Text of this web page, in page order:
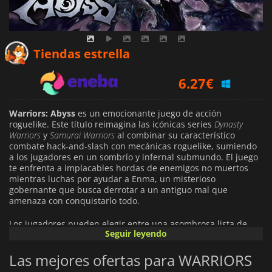
Tiendas estrella
6.27€
7.79€
Warriors: Abyss es un emocionante juego de acción
roguelike. Este título reimagina las icónicas series Dynasty
Warriors y Samurai Warriors al combinar su característico
combate hack-and-slash con mecánicas roguelike, sumiendo
a los jugadores en un sombrío y infernal submundo. El juego
te enfrenta a implacables hordas de enemigos no muertos
mientras luchas por ayudar a Enma, un misterioso
gobernante que busca derrotar a un antiguo mal que
amenaza con conquistarlo todo.
Los jugadores pueden elegir entre una asombrosa lista de
más de 100 héroes únicos, que incluye figuras legendarias
distintas, combos y habilidades especiales. La perspectiva
isométrica ofrece una nueva interpretación de la fórmula
Seguir leyendo
Las mejores ofertas para WARRIORS